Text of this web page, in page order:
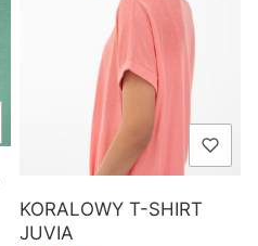
KORALOWY T-SHIRT
JUVIA